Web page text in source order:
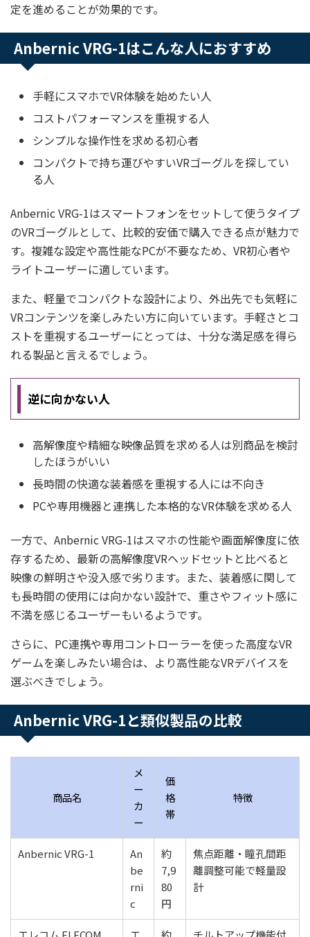
定を進めることが効果的です。
Anbernic VRG-1はこんな人におすすめ
手軽にスマホでVR体験を始めたい人
コストパフォーマンスを重視する人
シンプルな操作性を求める初心者
コンパクトで持ち運びやすいVRゴーグルを探してい
る人
Anbernic VRG-1はスマートフォンをセットして使うタイプ
のVRゴーグルとして、比較的安価で購入できる点が魅力で
す。複雑な設定や高性能なPCが不要なため、VR初心者や
ライトユーザーに適しています。
また、軽量でコンパクトな設計により、外出先でも気軽に
VRコンテンツを楽しみたい方に向いています。手軽さとコ
ストを重視するユーザーにとっては、十分な満足感を得ら
れる製品と言えるでしょう。
逆に向かない人
高解像度や精細な映像品質を求める人は別商品を検討
したほうがいい
長時間の快適な装着感を重視する人には不向き
PCや専用機器と連携した本格的なVR体験を求める人
一方で、Anbernic VRG-1はスマホの性能や画面解像度に依
存するため、最新の高解像度VRヘッドセットと比べると
映像の鮮明さや没入感で劣ります。また、装着感に関して
も長時間の使用には向かない設計で、重さやフィット感に
不満を感じるユーザーもいるようです。
さらに、PC連携や専用コントローラーを使った高度なVR
ゲームを楽しみたい場合は、より高性能なVRデバイスを
選ぶべきでしょう。
Anbernic VRG-1と類似製品の比較
商品名
メ
ー
カ
ー
価
格
帯
特徴
Anbernic VRG-1
An
be
rni
c
約
7,9
80
円
焦点距離・瞳孔間距
離調整可能で軽量設
計